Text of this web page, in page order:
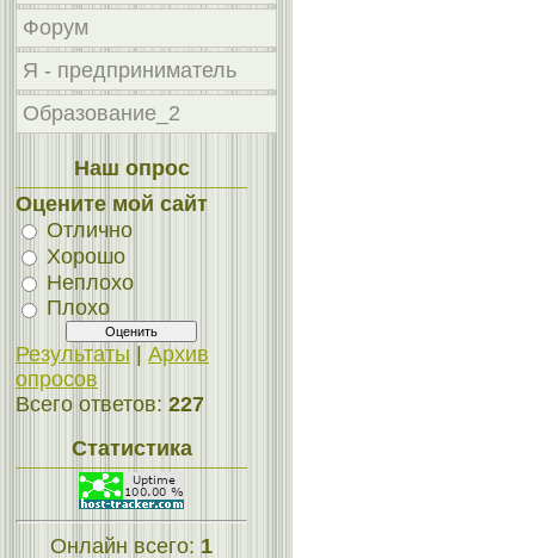
Форум
Я - предприниматель
Образование_2
Наш опрос
Оцените мой сайт
Отлично
Хорошо
Неплохо
Плохо
Результаты
Архив
опросов
Всего ответов: 227
Статистика
Онлайн всего: 1